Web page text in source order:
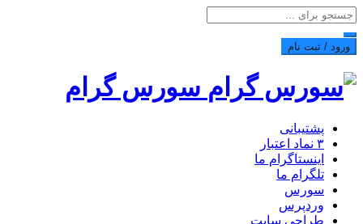
ورود / ثبت نام
سورس گرام
پشتیبانی
۳ نماد اعتبار
اینستاگرام ما
تلگرام ما
سورس
وردپرس
طراحی سایت